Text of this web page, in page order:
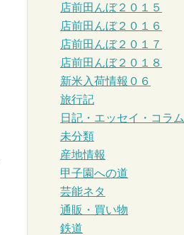
店前田んぼ２０１５
店前田んぼ２０１６
店前田んぼ２０１７
店前田んぼ２０１８
新米入荷情報０６
旅行記
日記・エッセイ・コラム
未分類
産地情報
甲子園への道
芸能ネタ
通販・買い物
鉄道